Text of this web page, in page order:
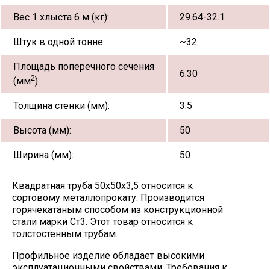
Вес 1 хлыста 6 м (кг): 29.64-32.1
Штук в одной тонне: ~32
Площадь поперечного сечения
(мм2):
6.30
Толщина стенки (мм): 3.5
Высота (мм): 50
Ширина (мм): 50
Квадратная труба 50х50х3,5 относится к
сортовому металлопрокату. Производится
горячекатаным способом из конструкционной
стали марки Ст3. Этот товар относится к
толстостенным трубам.
Профильное изделие обладает высокими